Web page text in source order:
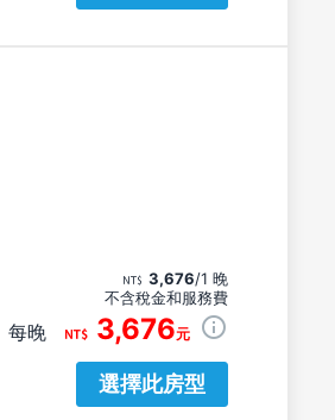
3,676/1 晚
不含稅金和服務費
每晚 3,676元
選擇此房型